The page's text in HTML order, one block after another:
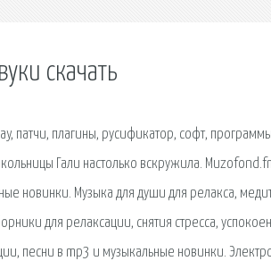
скачать
патчи, плагины, русификатор, софт,
Гали настолько вскружила.
новинки. Музыка для души для релакса,
для релаксации, снятия стресса,
песни в mp3 и музыкальные новинки.